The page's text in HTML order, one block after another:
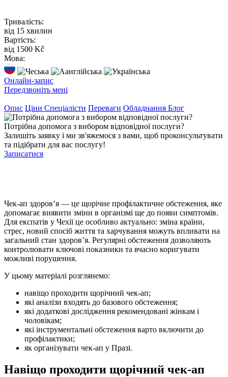
Тривалість:
від 15 хвилин
Вартість:
від 1500 Kč
Мова:
Онлайн-запис
Передзвоніть мені
Опис Ціни Спеціалісти Переваги Обладнання Блог
Потрібна допомога з вибором відповідної послуги?
Залишіть заявку і ми зв'яжемося з вами, щоб проконсультувати
та підібрати для вас послугу!
Записатися
Чек-ап здоров’я — це щорічне профілактичне обстеження, яке
допомагає виявити зміни в організмі ще до появи симптомів.
Для експатів у Чехії це особливо актуально: зміна країни,
стрес, новий спосіб життя та харчування можуть впливати на
загальний стан здоров’я. Регулярні обстеження дозволяють
контролювати ключові показники та вчасно коригувати
можливі порушення.
У цьому матеріалі розглянемо:
навіщо проходити щорічний чек-ап;
які аналізи входять до базового обстеження;
які додаткові дослідження рекомендовані жінкам і
чоловікам;
які інструментальні обстеження варто включити до
профілактики;
як організувати чек-ап у Празі.
Навіщо проходити щорічний чек-ап